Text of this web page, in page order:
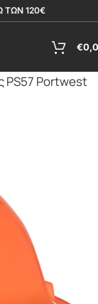
ΤΩΝ 120€
€
PS57 Portwest